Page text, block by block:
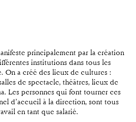
principalement par la création
institutions dans tous les
On a créé des lieux de cultures :
de spectacle, théâtres, lieux de
Les personnes qui font tourner ces
d’accueil à la direction, sont tous
en tant que salarié.